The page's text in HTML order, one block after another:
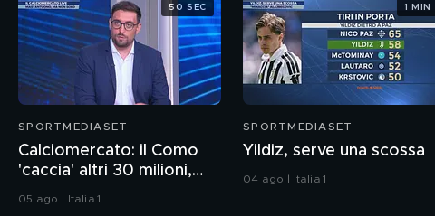
SPORTMEDIASET
Calciomercato: il Como
'caccia' altri 30 milioni,
Esposito-Cagliari finita
05 ago | Italia 1
50 SEC
SPORTMEDIASET
Yildiz, serve una scossa
04 ago | Italia 1
1 MIN